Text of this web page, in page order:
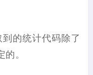
的统计代码除了
。